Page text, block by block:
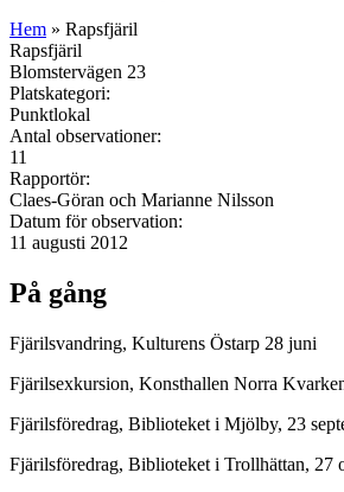
Hem » Rapsfjäril
Rapsfjäril
Blomstervägen 23
Platskategori:
Punktlokal
Antal observationer:
11
Rapportör:
Claes-Göran och Marianne Nilsson
Datum för observation:
11 augusti 2012
På gång
Fjärilsvandring, Kulturens Östarp 28 juni
Fjärilsexkursion, Konsthallen Norra
Fjärilsföredrag, Biblioteket i Mjölby, 23
Fjärilsföredrag, Biblioteket i Trollhättan, 27